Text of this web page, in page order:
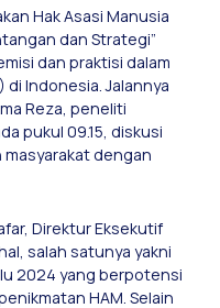
Hak Asasi Manusia
dan Strategi”
dan praktisi dalam
di Indonesia. Jalannya
Reza, peneliti
pukul 09.15, diskusi
dengan
Direktur Eksekutif
salah satunya yakni
2024 yang berpotensi
HAM. Selain